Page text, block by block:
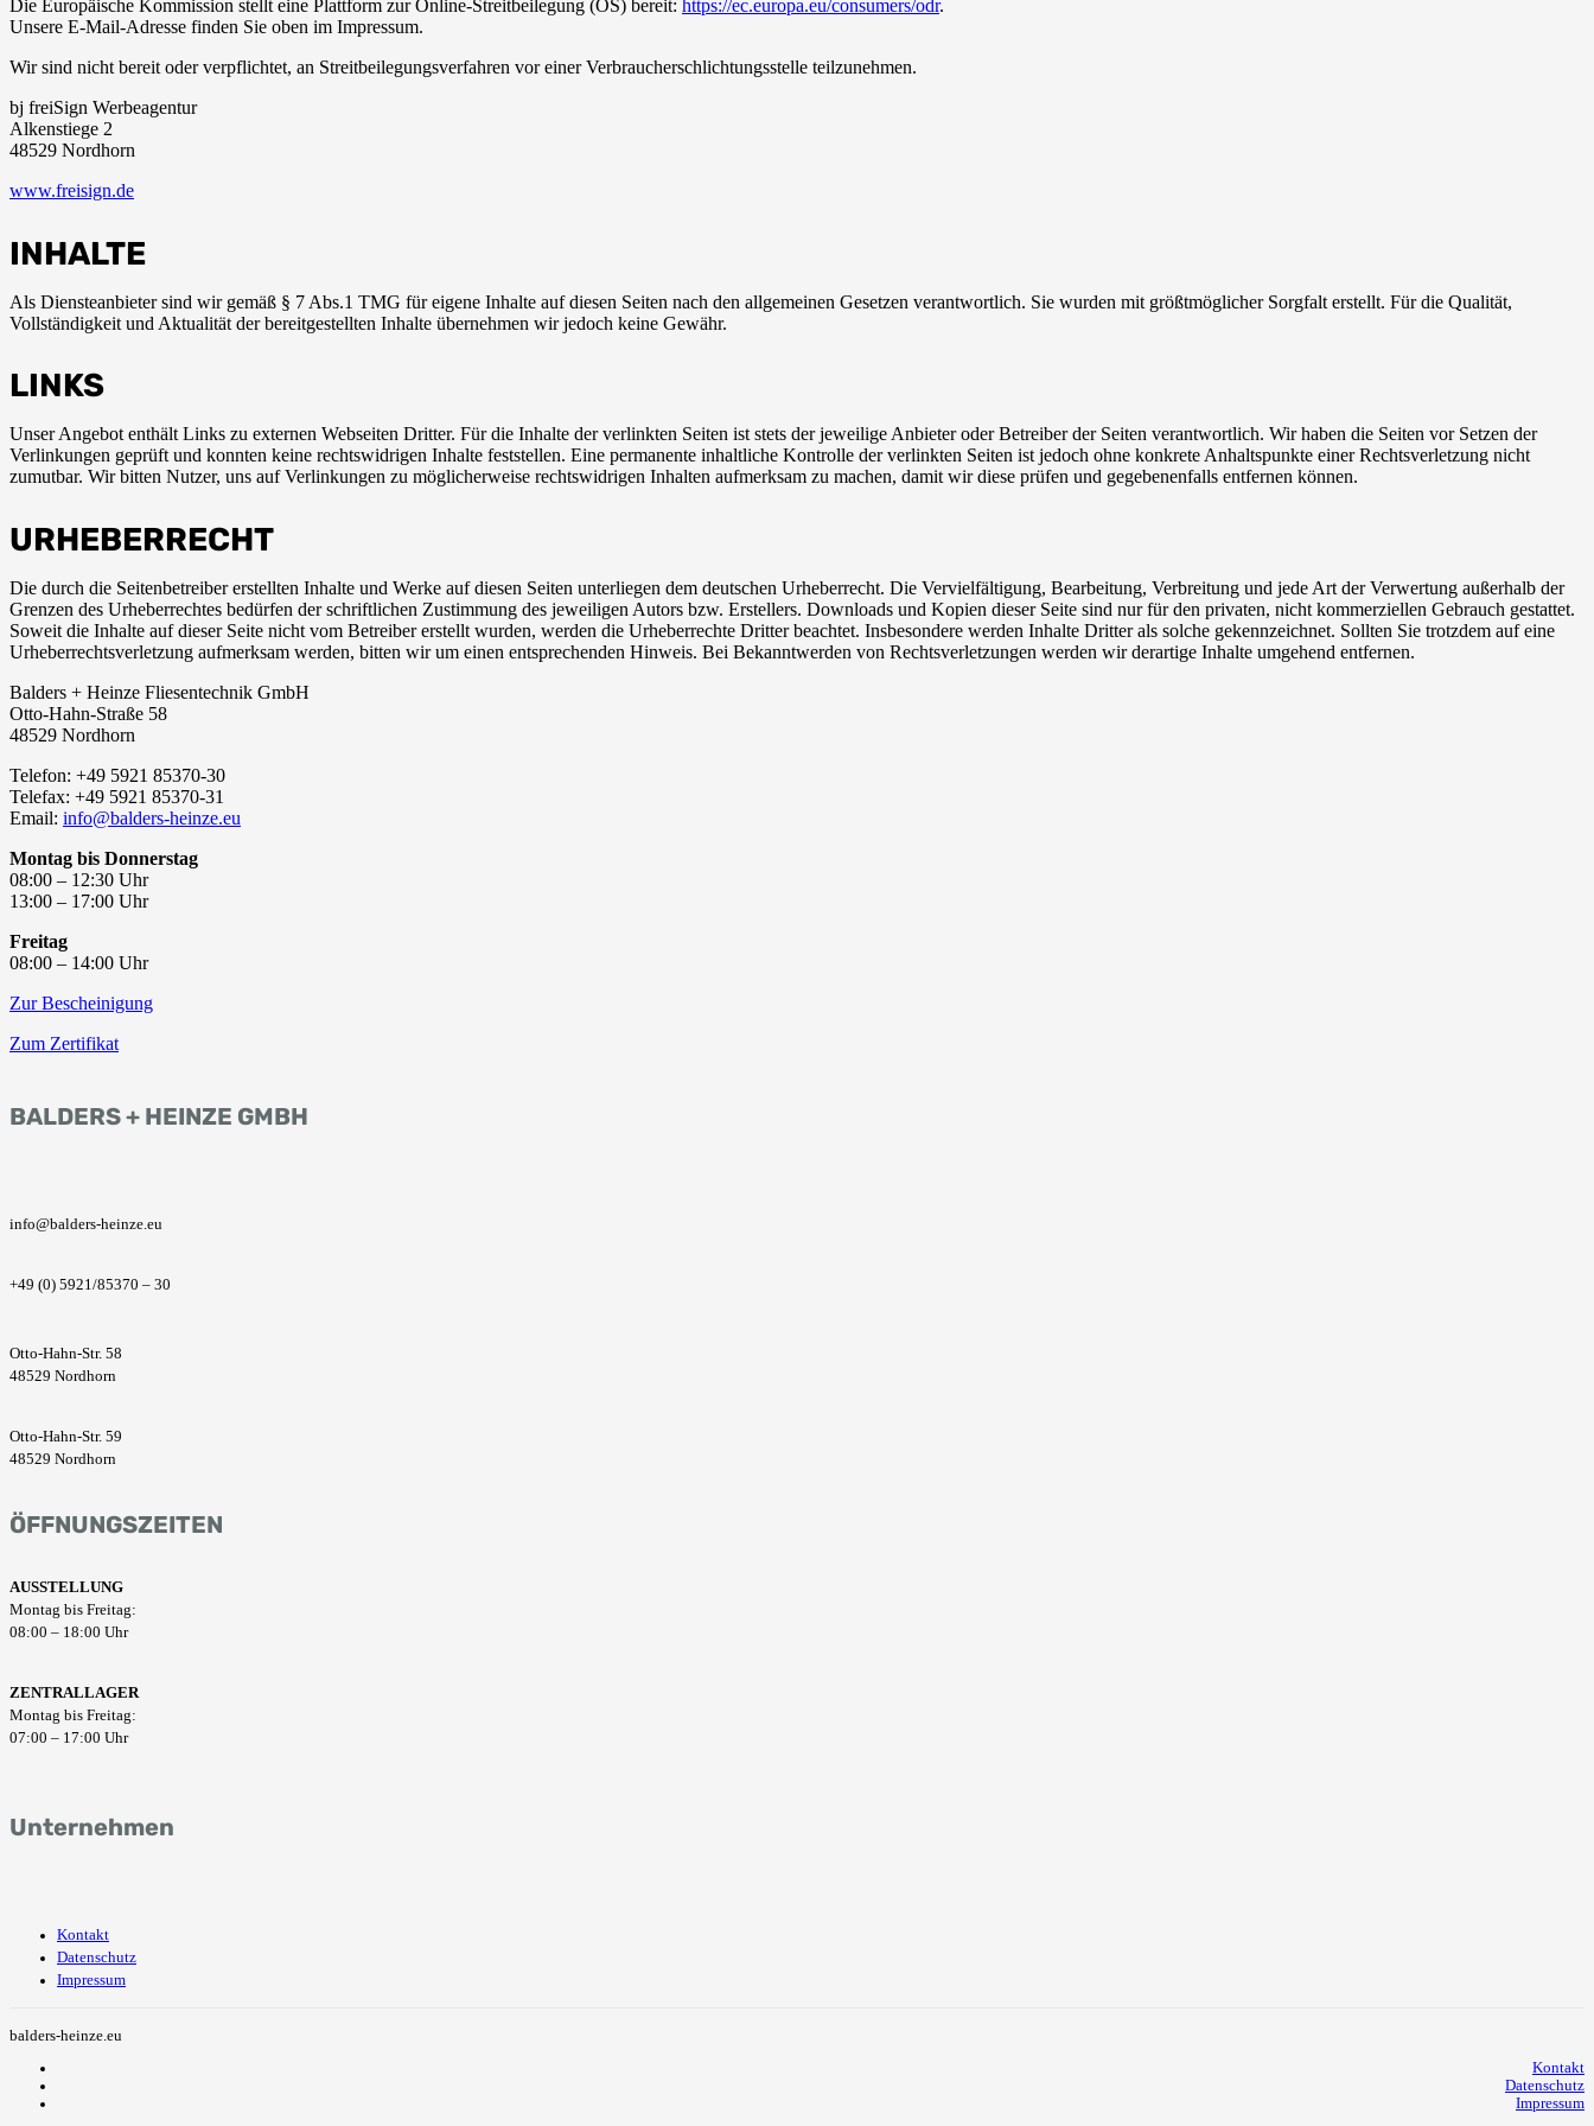
Die Europäische Kommission stellt eine Plattform zur Online-Streitbeilegung (OS) bereit: https://ec.europa.eu/consumers/odr.
Unsere E-Mail-Adresse finden Sie oben im Impressum.
Wir sind nicht bereit oder verpflichtet, an Streitbeilegungsverfahren vor einer Verbraucherschlichtungsstelle teilzunehmen.
bj freiSign Werbeagentur
Alkenstiege 2
48529 Nordhorn
www.freisign.de
INHALTE
Als Diensteanbieter sind wir gemäß § 7 Abs.1 TMG für eigene Inhalte auf diesen Seiten nach den allgemeinen Gesetzen verantwortlich. Sie wurden mit größtmöglicher Sorgfalt erstellt. Für die Qualität,
Vollständigkeit und Aktualität der bereitgestellten Inhalte übernehmen wir jedoch keine Gewähr.
LINKS
Unser Angebot enthält Links zu externen Webseiten Dritter. Für die Inhalte der verlinkten Seiten ist stets der jeweilige Anbieter oder Betreiber der Seiten verantwortlich. Wir haben die Seiten vor Setzen der
Verlinkungen geprüft und konnten keine rechtswidrigen Inhalte feststellen. Eine permanente inhaltliche Kontrolle der verlinkten Seiten ist jedoch ohne konkrete Anhaltspunkte einer Rechtsverletzung nicht
zumutbar. Wir bitten Nutzer, uns auf Verlinkungen zu möglicherweise rechtswidrigen Inhalten aufmerksam zu machen, damit wir diese prüfen und gegebenenfalls entfernen können.
URHEBERRECHT
Die durch die Seitenbetreiber erstellten Inhalte und Werke auf diesen Seiten unterliegen dem deutschen Urheberrecht. Die Vervielfältigung, Bearbeitung, Verbreitung und jede Art der Verwertung außerhalb der
Grenzen des Urheberrechtes bedürfen der schriftlichen Zustimmung des jeweiligen Autors bzw. Erstellers. Downloads und Kopien dieser Seite sind nur für den privaten, nicht kommerziellen Gebrauch gestattet.
Soweit die Inhalte auf dieser Seite nicht vom Betreiber erstellt wurden, werden die Urheberrechte Dritter beachtet. Insbesondere werden Inhalte Dritter als solche gekennzeichnet. Sollten Sie trotzdem auf eine
Urheberrechtsverletzung aufmerksam werden, bitten wir um einen entsprechenden Hinweis. Bei Bekanntwerden von Rechtsverletzungen werden wir derartige Inhalte umgehend entfernen.
Balders + Heinze Fliesentechnik GmbH
Otto-Hahn-Straße 58
48529 Nordhorn
Telefon: +49 5921 85370-30
Telefax: +49 5921 85370-31
Email: info@balders-heinze.eu
Montag bis Donnerstag
08:00 – 12:30 Uhr
13:00 – 17:00 Uhr
Freitag
08:00 – 14:00 Uhr
Zur Bescheinigung
Zum Zertifikat
BALDERS + HEINZE GMBH
info@balders-heinze.eu
+49 (0) 5921/85370 – 30
Otto-Hahn-Str. 58
48529 Nordhorn
Otto-Hahn-Str. 59
48529 Nordhorn
ÖFFNUNGSZEITEN
AUSSTELLUNG
Montag bis Freitag:
08:00 – 18:00 Uhr
ZENTRALLAGER
Montag bis Freitag:
07:00 – 17:00 Uhr
Unternehmen
Kontakt
Datenschutz
Impressum
balders-heinze.eu
Kontakt
Datenschutz
Impressum